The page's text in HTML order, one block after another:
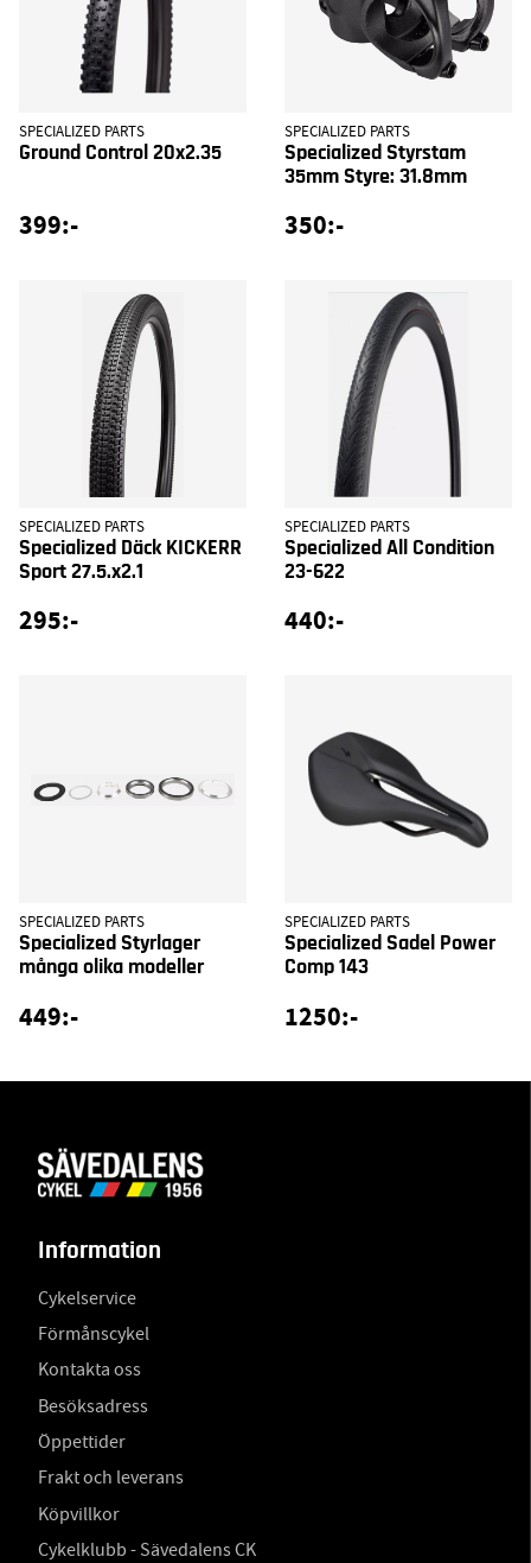
SPECIALIZED PARTS
Ground Control 20x2.35
399:-
SPECIALIZED PARTS
Specialized Styrstam
35mm Styre: 31.8mm
350:-
SPECIALIZED PARTS
Specialized Däck KICKERR
Sport 27.5.x2.1
295:-
SPECIALIZED PARTS
Specialized All Condition
23-622
440:-
SPECIALIZED PARTS
Specialized Styrlager
många olika modeller
449:-
SPECIALIZED PARTS
Specialized Sadel Power
Comp 143
1250:-
Information
Cykelservice
Förmånscykel
Kontakta oss
Besöksadress
Öppettider
Frakt och leverans
Köpvillkor
Cykelklubb - Sävedalens CK